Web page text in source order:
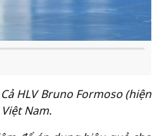
HLV Bruno Formoso (hiện
Nam.